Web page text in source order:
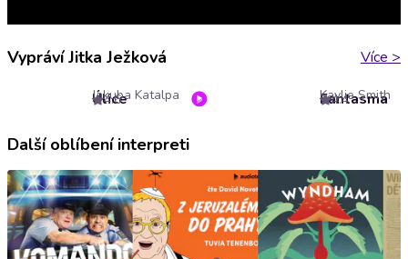
Vypráví Jitka Ježková Více >
Úlice
Jakuba Katalpa
4.6 Fantasma
Kaylie Smith
4.4
Další oblíbení interpreti